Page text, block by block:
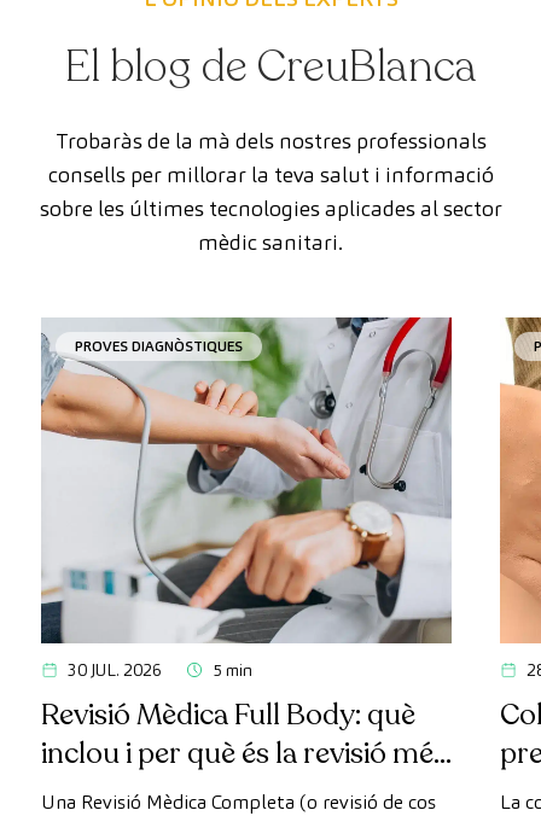
El blog de CreuBlanca
Trobaràs de la mà dels nostres professionals
consells per millorar la teva salut i informació
sobre les últimes tecnologies aplicades al sector
mèdic sanitari.
PROVES DIAGNÒSTIQUES
30 JUL. 2026 5 min
Revisió Mèdica Full Body: què
inclou i per què és la revisió més
avançada
Una Revisió Mèdica Completa (o revisió de cos
La